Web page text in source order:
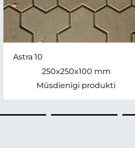
Astra 10
250x250x100 mm
Mūsdienīgi produkti